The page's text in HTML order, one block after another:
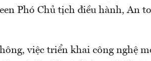
Phó Chủ tịch điều hành, An
việc triển khai công nghệ